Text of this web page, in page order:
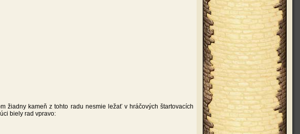
žiadny kameň z tohto radu nesmie ležať v hráčových štartovacích
biely rad vpravo: